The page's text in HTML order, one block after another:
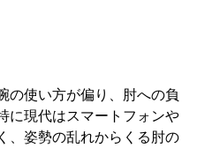
の使い方が偏り、肘への負
に現代はスマートフォンや
、姿勢の乱れからくる肘の